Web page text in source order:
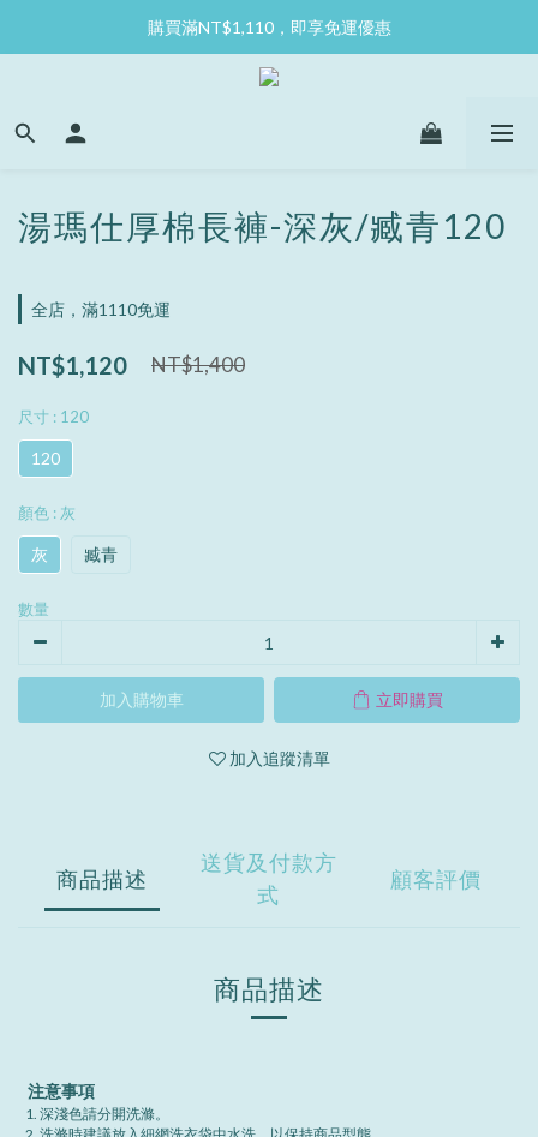
購買滿NT$1,110，即享免運優惠
湯瑪仕厚棉長褲-深灰/臧青120
全店，滿1110免運
NT$1,120 NT$1,400
尺寸 : 120
120
顏色 : 灰
灰 臧青
數量
加入購物車 立即購買
加入追蹤清單
商品描述
送貨及付款方
式
顧客評價
商品描述
注意事項
深淺色請分開洗滌。